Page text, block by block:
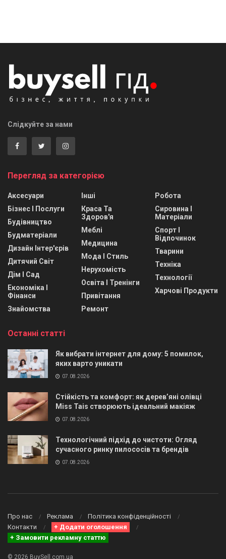
Слідкуйте за нами
Перегляд за категорією
Аксесуари
Бізнес І Послуги
Будівництво
Будматеріали
Дизайн Інтер'єрів
Дитячий Світ
Дім І Сад
Економіка І
Фінанси
Знайомства
Інші
Краса Та
Здоров'я
Меблі
Медицина
Мода І Стиль
Нерухомість
Освіта І Тренінги
Привітання
Ремонт
Робота
Сировина І
Матеріали
Спорт І
Відпочинок
Тварини
Техніка
Технології
Харчові Продукти
Останні статті
Як вибрати інтернет для дому: 5 помилок,
яких варто уникати
07.08.2026
Стійкість та комфорт: як дерев’яні олівці
Miss Tais створюють ідеальний макіяж
07.08.2026
Технологічний підхід до чистоти: Огляд
сучасного ринку пилососів та брендів
07.08.2026
Про нас Реклама
Політика конфіденційності
Контакти
+ Додати оголошення
+ Замовити рекламну статтю
© 2026 BuySell.com.ua